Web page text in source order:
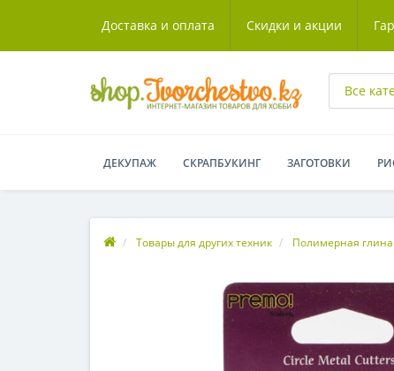
Доставка и оплата Скидки и акции
Все
ДЕКУПАЖ СКРАПБУКИНГ ЗАГОТОВКИ
Товары для других техник Полимерная глина